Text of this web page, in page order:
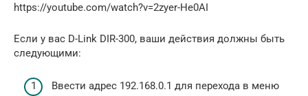
https://youtube.com/watch?v=2zyer-He0AI
Если у вас D-Link DIR-300, ваши действия должны быть
следующими:
Ввести адрес 192.168.0.1 для перехода в меню